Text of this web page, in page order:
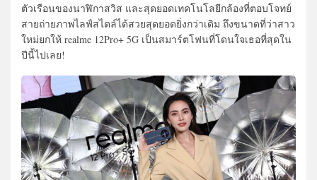
ตัวเรือนของนาฬิกาสวิส และสุดยอดเทคโนโลยีกล้องที่ตอบโจทย์
สายถ่ายภาพไลฟ์สไตล์ได้สวยสุดยอดยิ่งกว่าเดิม ถึงขนาดที่ว่าสาว
ใหม่ยกให้ realme 12Pro+ 5G เป็นสมาร์ตโฟนที่โดนใจเธอที่สุดใน
ปีนี้ไปเลย!